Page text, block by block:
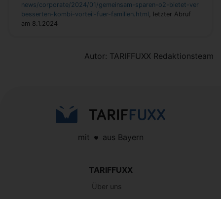
news/corporate/2024/01/gemeinsam-sparen-o2-bietet-ver
besserten-kombi-vorteil-fuer-familien.html , letzter Abruf
am 8.1.2024
Autor: TARIFFUXX Redaktionsteam
mit aus Bayern
TARIFFUXX
Über uns